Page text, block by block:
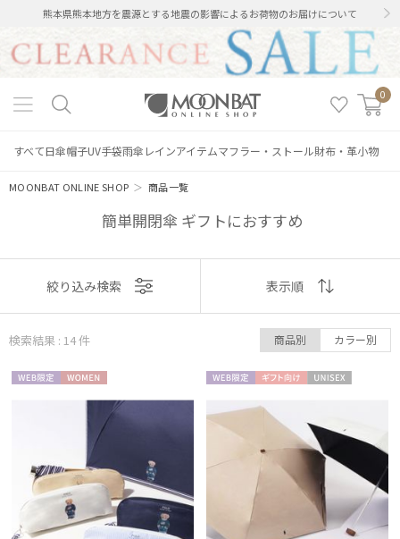
熊本県熊本地方を震源とする地震の影響によるお荷物のお届けについて
0
すべて日傘帽子UV手袋雨傘 レインアイテムマフラー・ストール財布・革小物
MOONBAT ONLINE SHOP ＞商品一覧
簡単開閉傘 ギフトにおすすめ
表示
おすすめ
価格の低い
順
人気順
絞り込み検索 表示順
検索結果 : 14件 商品別 カラー別
定
向け